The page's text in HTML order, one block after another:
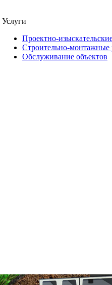
Услуги
Проектно-
Строительно-монтажные
Обслуживание объектов